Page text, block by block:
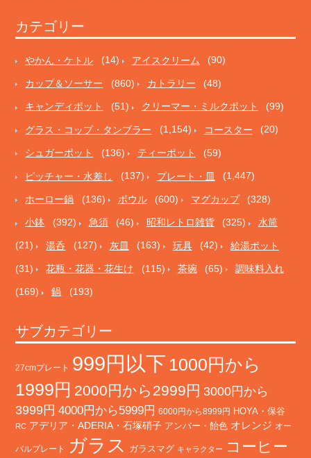
カテゴリー
やかん・ケトル (14) アイスクリーム (90)
カップ＆ソーサー (860) カトラリー (48)
キャンディポット (51) クリーマー・ミルクポット (99)
グラス・コップ・タンブラー (1,154) コースター (20)
シュガーポット (136) ティーポット (59)
ピッチャー・水差し (137) プレート・皿 (1,447)
ホーロー鍋 (136) ボウル (600) マグカップ (328)
小鉢 (392) 急須 (46) 昭和レトロ雑貨 (325) 水筒
(21) 湯呑 (127) 灰皿 (163) 玩具 (42) 給湯ポット
(31) 花瓶・花器・花生け (115) 茶碗 (65) 調味料入れ
(169) 鍋 (193)
サブカテゴリー
27cmプレート 999円以下 1000円から
1999円 2000円から2999円 3000円から
3999円 4000円から5999円 6000円から8999円 HOYA・保谷
RC アデリア・ADERIA・石塚硝子 アンバー・飴色 オレンジ オー
バルプレート ガラス ガラスマグ キャラクター
コーヒー